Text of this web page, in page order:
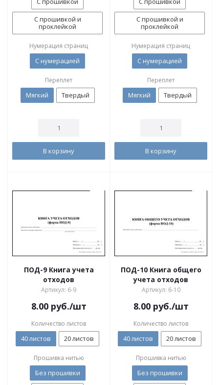
С прошивкой и
проклейкой
Нумерация страниц
С нумерацией
Переплет
Мягкий Твердый
В корзину
С прошивкой и
проклейкой
Нумерация страниц
С нумерацией
Переплет
Мягкий Твердый
В корзину
ПОД-9 Книга учета
отходов
Артикул: 6-9
8.00руб./шт
Количество листов
40 листов 20 листов
Прошивка нитью
Без прошивки
ПОД-10 Книга общего
учета отходов
Артикул: 6-10
8.00руб./шт
Количество листов
40 листов 20 листов
Прошивка нитью
Без прошивки